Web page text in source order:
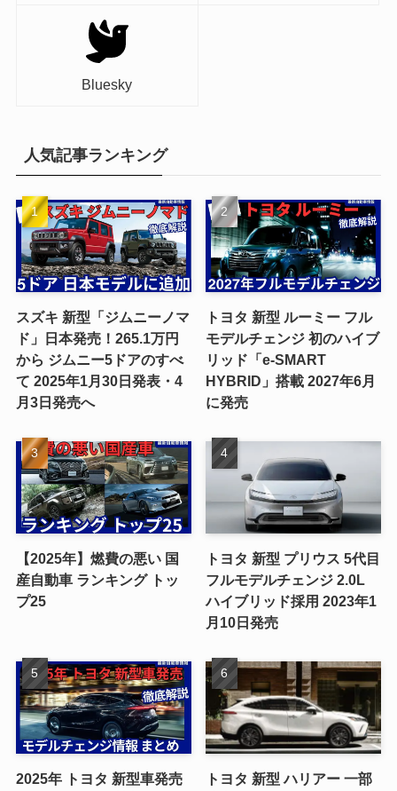
Bluesky
人気記事ランキング
スズキ 新型「ジムニーノマ
ド」日本発売！265.1万円
から ジムニー5ドアのすべ
て 2025年1月30日発表・4
月3日発売へ
トヨタ 新型 ルーミー フル
モデルチェンジ 初のハイブ
リッド「e-SMART
HYBRID」搭載 2027年6月
に発売
【2025年】燃費の悪い 国
産自動車 ランキング トッ
プ25
トヨタ 新型 プリウス 5代目
フルモデルチェンジ 2.0L
ハイブリッド採用 2023年1
月10日発売
2025年 トヨタ 新型車発売
トヨタ 新型 ハリアー 一部